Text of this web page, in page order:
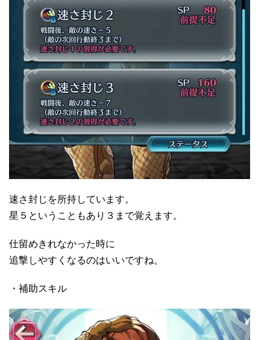
速さ封じを所持しています。
星５ということもあり３まで覚えます。
仕留めきれなかった時に
追撃しやすくなるのはいいですね。
・補助スキル